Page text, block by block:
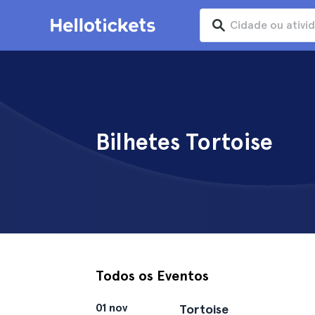
Bilhetes Tortoise
Todos os Eventos
01 nov Tortoise